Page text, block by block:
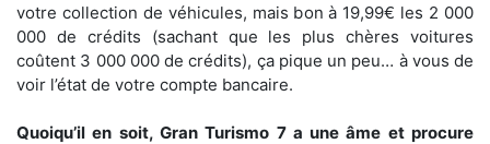
votre collection de véhicules, mais bon à 19,99€ les 2 000
000 de crédits (sachant que les plus chères voitures
coûtent 3 000 000 de crédits), ça pique un peu… à vous de
voir l’état de votre compte bancaire.
Quoiqu’il en soit, Gran Turismo 7 a une âme et procure